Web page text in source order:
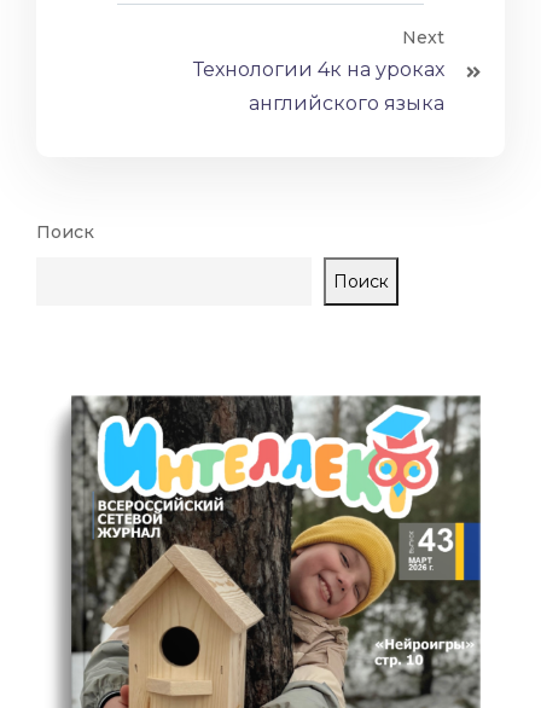
Next
Технологии 4к на уроках
английского языка
Поиск
Поиск